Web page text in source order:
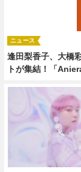
編集部ブログ
逢田梨香子、大橋
トが集結！「
ニュース